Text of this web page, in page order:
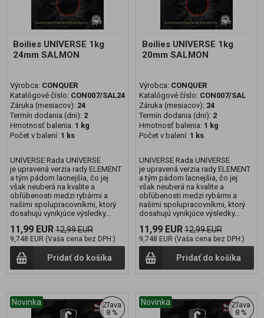
Boilies UNIVERSE 1kg
24mm SALMON
Výrobca: CONQUER
Katalógové číslo: CON007/SAL24
Záruka (mesiacov): 24
Termín dodania (dni): 2
Hmotnosť balenia: 1 kg
Počet v balení: 1 ks
UNIVERSE Rada UNIVERSE
je upravená verzia rady ELEMENT
a tým pádom lacnejšia, čo jej
však neuberá na kvalite a
obľúbenosti medzi rybármi a
našimi spolupracovníkmi, ktorý
dosahujú vynikjúce výsledky...
11,99 EUR12,99 EUR
9,748 EUR (Vaša cena bez DPH:)
Pridať do košíka
Boilies UNIVERSE 1kg
20mm SALMON
Výrobca: CONQUER
Katalógové číslo: CON007/SAL
Záruka (mesiacov): 24
Termín dodania (dni): 2
Hmotnosť balenia: 1 kg
Počet v balení: 1 ks
UNIVERSE Rada UNIVERSE
je upravená verzia rady ELEMENT
a tým pádom lacnejšia, čo jej
však neuberá na kvalite a
obľúbenosti medzi rybármi a
našimi spolupracovníkmi, ktorý
dosahujú vynikjúce výsledky...
11,99 EUR12,99 EUR
9,748 EUR (Vaša cena bez DPH:)
Pridať do košíka
Novinka
Zľava
8 %
Novinka
Zľava
8 %